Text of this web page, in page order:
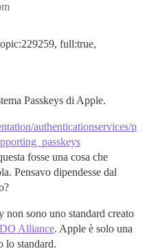
full:true,
Passkeys di Apple.
authenticationservices/p
fosse una cosa che
Pensavo dipendesse dal
non sono uno standard creato
Alliance. Apple è solo una
lo standard.